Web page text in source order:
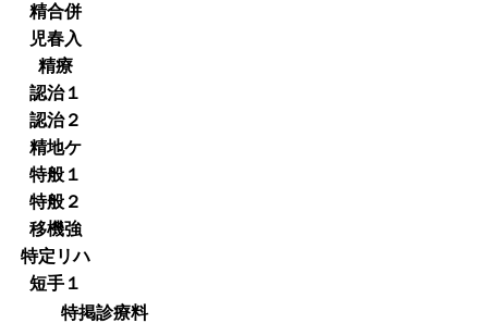
精合併
児春入
精療
認治１
認治２
精地ケ
特般１
特般２
移機強
特定リハ
短手１
特掲診療料